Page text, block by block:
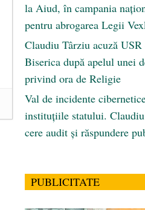
la Aiud, în campania
pentru abrogarea Legii
Claudiu Târziu acuză USR
Biserica după apelul unei
privind ora de Religie
Val de incidente
instituțiile statului.
cere audit și răspundere
PUBLICITATE